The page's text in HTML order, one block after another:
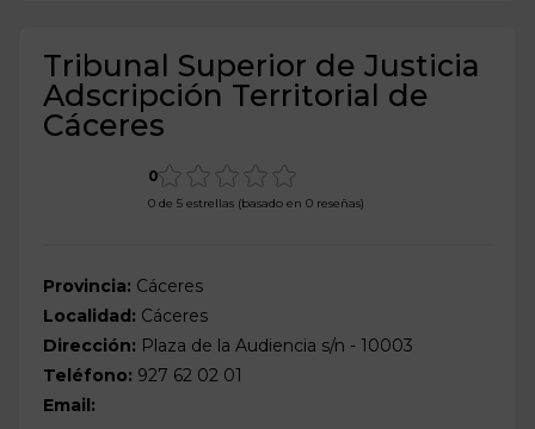
Tribunal Superior de Justicia
Adscripción Territorial de
Cáceres
0
0 de 5 estrellas (basado en 0 reseñas)
Provincia: Cáceres
Localidad: Cáceres
Dirección: Plaza de la Audiencia s/n - 10003
Teléfono: 927 62 02 01
Email: